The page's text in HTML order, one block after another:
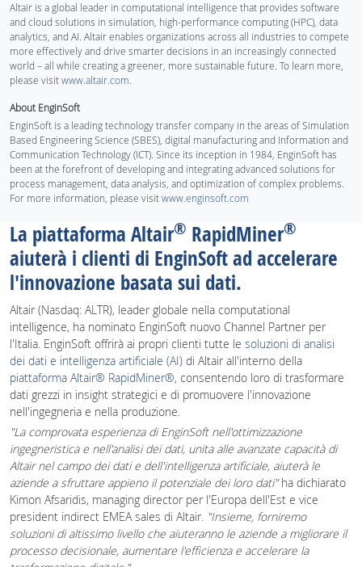
Altair is a global leader in computational intelligence that provides software
and cloud solutions in simulation, high-performance computing (HPC), data
analytics, and AI. Altair enables organizations across all industries to compete
more effectively and drive smarter decisions in an increasingly connected
world – all while creating a greener, more sustainable future. To learn more,
please visitwww.altair.com.
About EnginSoft
EnginSoft is a leading technology transfer company in the areas of Simulation
Based Engineering Science (SBES), digital manufacturing and Information and
Communication Technology (ICT). Since its inception in 1984, EnginSoft has
been at the forefront of developing and integrating advanced solutions for
process management, data analysis, and optimization of complex problems.
For more information, please visitwww.enginsoft.com
La piattaforma Altair® RapidMiner®
aiuterà i clienti di EnginSoft ad accelerare
l'innovazione basata sui dati.
Altair (Nasdaq: ALTR), leader globale nella computational
intelligence, ha nominato EnginSoft nuovo Channel Partner per
l'Italia. EnginSoft offrirà ai propri clienti tutte le soluzioni di analisi
dei dati e intelligenza artificiale (AI) di Altair all'interno della
piattaforma Altair® RapidMiner®, consentendo loro di trasformare
dati grezzi in insight strategici e di promuovere l'innovazione
nell'ingegneria e nella produzione.
"La comprovata esperienza di EnginSoft nell'ottimizzazione
ingegneristica e nell'analisi dei dati, unita alle avanzate capacità di
Altair nel campo dei dati e dell'intelligenza artificiale, aiuterà le
aziende a sfruttare appieno il potenziale dei loro dati"ha dichiarato
Kimon Afsaridis, managing director per l'Europa dell'Est e vice
president indirect EMEA sales di Altair. "Insieme, forniremo
soluzioni di altissimo livello che aiuteranno le aziende a migliorare il
processo decisionale, aumentare l'efficienza e accelerare la